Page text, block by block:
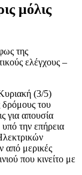
μόλις
της
ελέγχους –
(3/5)
δρόμους του
για απουσία
την επήρεια
από μερικές
που κινείτο με